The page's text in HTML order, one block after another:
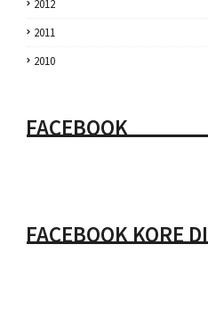
2012
2011
2010
FACEBOOK
FACEBOOK KORE